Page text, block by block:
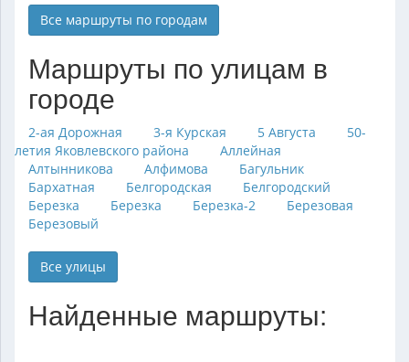
Все маршруты по городам
Маршруты по улицам в
городе
2-ая Дорожная 3-я Курская 5 Августа
50-
летия Яковлевского района
Аллейная
Алтынникова
Алфимова
Багульник
Бархатная
Белгородская
Белгородский
Березка
Березка Березка-2
Березовая
Березовый
Все улицы
Найденные маршруты: